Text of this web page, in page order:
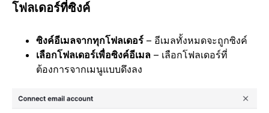
โฟลเดอร์ที่ซิงค์
ซิงค์อีเมลจากทุกโฟลเดอร์ – อีเมลทั้งหมดจะถูกซิงค์
เลือกโฟลเดอร์เพื่อซิงค์อีเมล – เลือกโฟลเดอร์ที่
ต้องการจากเมนูแบบดึงลง